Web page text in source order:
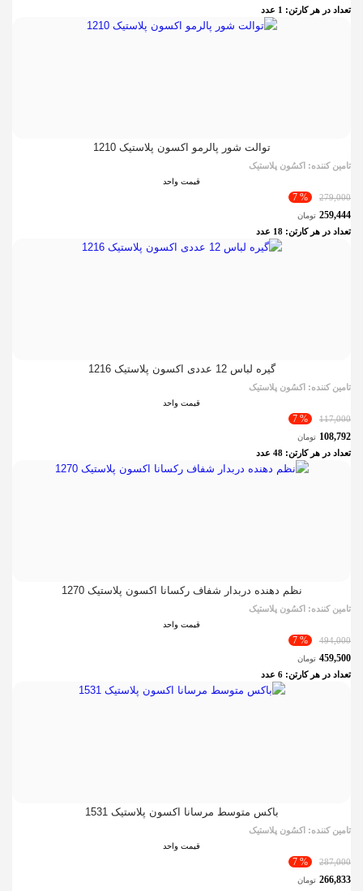
تعداد در هر کارتن: 1 عدد
توالت شور پالرمو اکسون پلاستیک 1210
تامین کننده: اکسُون پلاستیک
قیمت واحد
279,000
% 7
259,444 تومان
تعداد در هر کارتن: 18 عدد
گیره لباس 12 عددی اکسون پلاستیک 1216
تامین کننده: اکسُون پلاستیک
قیمت واحد
117,000
% 7
108,792 تومان
تعداد در هر کارتن: 48 عدد
نظم دهنده دربدار شفاف رکسانا اکسون پلاستیک 1270
تامین کننده: اکسُون پلاستیک
قیمت واحد
494,000
% 7
459,500 تومان
تعداد در هر کارتن: 6 عدد
باکس متوسط مرسانا اکسون پلاستیک 1531
تامین کننده: اکسُون پلاستیک
قیمت واحد
287,000
% 7
266,833 تومان